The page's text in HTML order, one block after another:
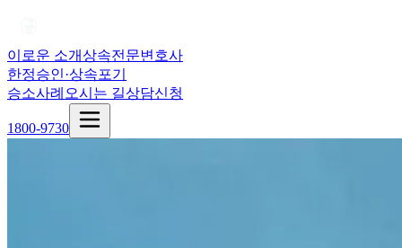
이로운 소개상속전문변호사
한정승인·상속포기
승소사례 오시는 길상담신청
1800-9730